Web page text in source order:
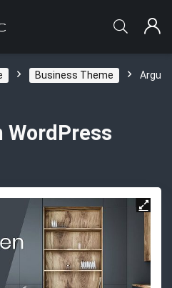
Business Theme
Argu
WordPress